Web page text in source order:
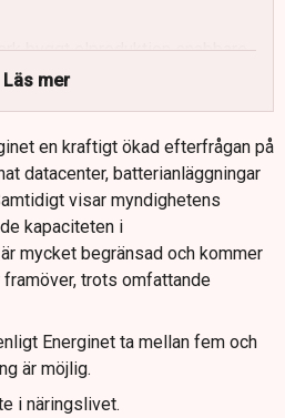
byggt elproduktion snabbare
enligt experter större nät och
stabil baskraft växer i
Läs mer
en kraftigt ökad efterfrågan på
datacenter, batterianläggningar
visar myndighetens
kapaciteten i
mycket begränsad och kommer
trots omfattande
Energinet ta mellan fem och
är möjlig.
i näringslivet.